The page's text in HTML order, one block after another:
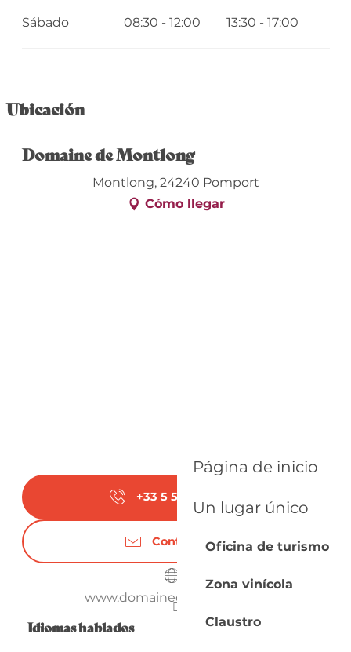
Página de inicio
Un lugar único
Oficina de turismo
Zona vinícola
Claustro
Sábado 08:30 - 12:00 13:30 - 17:00
Ubicación
Domaine de Montlong
Montlong, 24240 Pomport
Cómo llegar
+33 5 53 58 44
Contáctenos
www.domainedemontlong.fr
Idiomas hablados
Idiomas hablados